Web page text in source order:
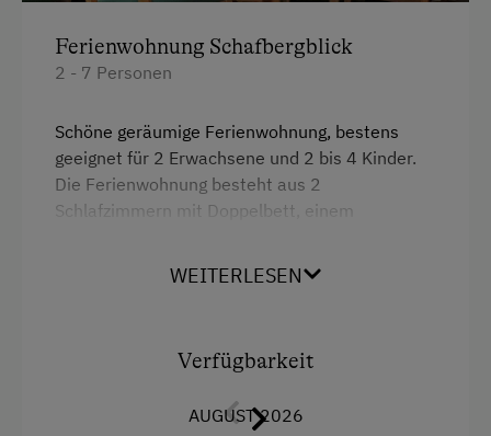
Geschirrspüler
Kaffeemaschine
Mikrowelle
eigene Trinkwasserquelle
Ferienwohnung Schafbergblick
2 - 7 Personen
Schöne geräumige Ferienwohnung, bestens
geeignet für 2 Erwachsene und 2 bis 4 Kinder.
Die Ferienwohnung besteht aus 2
Schlafzimmern mit Doppelbett, einem
gemütlicher Eckbank, einem Badezimmer mit
Brötchenservice auf Wunsch. Gitterbett auf
WEITERLESEN
Verfügbarkeit
AUGUST 2026